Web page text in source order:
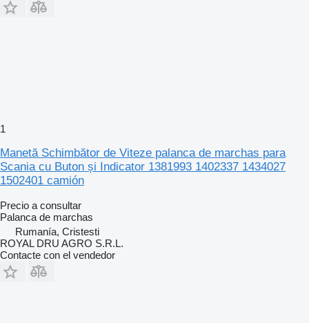
1
Manetă Schimbător de Viteze palanca de marchas para
Scania cu Buton și Indicator 1381993 1402337 1434027
1502401 camión
Precio a consultar
Palanca de marchas
Rumanía, Cristesti
ROYAL DRU AGRO S.R.L.
Contacte con el vendedor